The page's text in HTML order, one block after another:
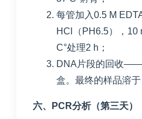
每管加入0.5 M
HCl（PH6.5），10
C°处理2 h；
DNA片段的回收
盒。最终的样品溶于
六、PCR分析（第三天）